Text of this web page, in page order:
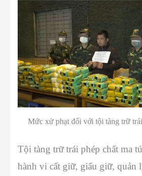
Mức xử phạt đối với tội tàng trữ
Tội tàng trữ trái phép chất ma
hành vi cất giữ, giấu giữ, quản